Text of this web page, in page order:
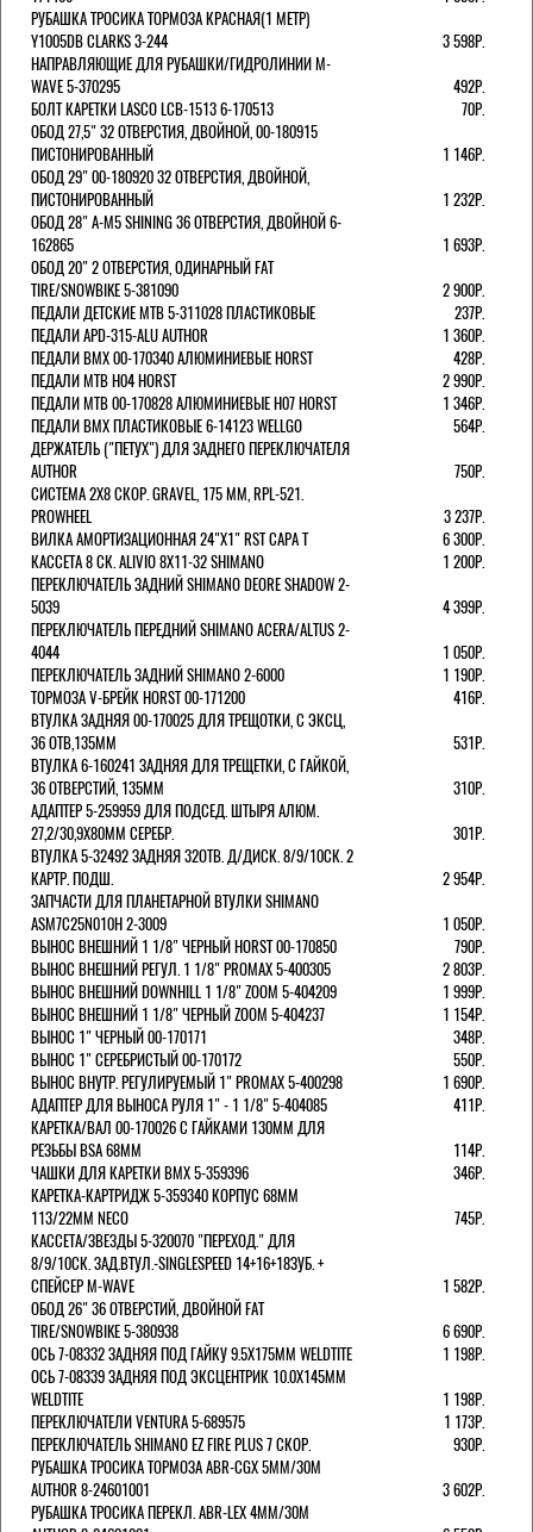
РУБАШКА ТРОСИКА ТОРМОЗА КРАСНАЯ(1 МЕТР)
Y1005DB CLARKS 3-244
3 598Р.
НАПРАВЛЯЮЩИЕ ДЛЯ РУБАШКИ/ГИДРОЛИНИИ M-
WAVE 5-370295
492Р.
БОЛТ КАРЕТКИ LASCO LCB-1513 6-170513
70Р.
ОБОД 27,5" 32 ОТВЕРСТИЯ, ДВОЙНОЙ, 00-180915
ПИСТОНИРОВАННЫЙ
1 146Р.
ОБОД 29" 00-180920 32 ОТВЕРСТИЯ, ДВОЙНОЙ,
ПИСТОНИРОВАННЫЙ
1 232Р.
ОБОД 28" A-M5 SHINING 36 ОТВЕРСТИЯ, ДВОЙНОЙ 6-
162865
1 693Р.
ОБОД 20" 2 ОТВЕРСТИЯ, ОДИНАРНЫЙ FAT
TIRE/SNOWBIKE 5-381090
2 900Р.
ПЕДАЛИ ДЕТСКИЕ MTB 5-311028 ПЛАСТИКОВЫЕ
237Р.
ПЕДАЛИ APD-315-ALU AUTHOR
1 360Р.
ПЕДАЛИ BMX 00-170340 АЛЮМИНИЕВЫЕ HORST
428Р.
ПЕДАЛИ MTB H04 HORST
2 990Р.
ПЕДАЛИ MTB 00-170828 АЛЮМИНИЕВЫЕ H07 HORST
1 346Р.
ПЕДАЛИ BMX ПЛАСТИКОВЫЕ 6-14123 WELLGO
564Р.
ДЕРЖАТЕЛЬ ("ПЕТУХ") ДЛЯ ЗАДНЕГО ПЕРЕКЛЮЧАТЕЛЯ
AUTHOR
750Р.
СИСТЕМА 2Х8 СКОР. GRAVEL, 175 ММ, RPL-521.
PROWHEEL
3 237Р.
ВИЛКА АМОРТИЗАЦИОННАЯ 24"Х1" RST CAPA Т
6 300Р.
КАССЕТА 8 СК. ALIVIO 8Х11-32 SHIMANO
1 200Р.
ПЕРЕКЛЮЧАТЕЛЬ ЗАДНИЙ SHIMANO DEORE SHADOW 2-
5039
4 399Р.
ПЕРЕКЛЮЧАТЕЛЬ ПЕРЕДНИЙ SHIMANO ACERA/ALTUS 2-
4044
1 050Р.
ПЕРЕКЛЮЧАТЕЛЬ ЗАДНИЙ SHIMANO 2-6000
1 190Р.
ТОРМОЗА V-БРЕЙК HORST 00-171200
416Р.
ВТУЛКА ЗАДНЯЯ 00-170025 ДЛЯ ТРЕЩОТКИ, С ЭКСЦ,
36 ОТВ,135ММ
531Р.
ВТУЛКА 6-160241 ЗАДНЯЯ ДЛЯ ТРЕЩЕТКИ, С ГАЙКОЙ,
36 ОТВЕРСТИЙ, 135ММ
310Р.
АДАПТЕР 5-259959 ДЛЯ ПОДСЕД. ШТЫРЯ АЛЮМ.
27,2/30,9Х80ММ СЕРЕБР.
301Р.
ВТУЛКА 5-32492 ЗАДНЯЯ 32ОТВ. Д/ДИСК. 8/9/10СК. 2
КАРТР. ПОДШ.
2 954Р.
ЗАПЧАСТИ ДЛЯ ПЛАНЕТАРНОЙ ВТУЛКИ SHIMANO
ASM7C25N010H 2-3009
1 050Р.
ВЫНОС ВНЕШНИЙ 1 1/8" ЧЕРНЫЙ HORST 00-170850
790Р.
ВЫНОС ВНЕШНИЙ РЕГУЛ. 1 1/8" PROMAX 5-400305
2 803Р.
ВЫНОС ВНЕШНИЙ DOWNHILL 1 1/8" ZOOM 5-404209
1 999Р.
ВЫНОС ВНЕШНИЙ 1 1/8" ЧЕРНЫЙ ZOOM 5-404237
1 154Р.
ВЫНОС 1" ЧЕРНЫЙ 00-170171
348Р.
ВЫНОС 1" СЕРЕБРИСТЫЙ 00-170172
550Р.
ВЫНОС ВНУТР. РЕГУЛИРУЕМЫЙ 1" PROMAX 5-400298
1 690Р.
АДАПТЕР ДЛЯ ВЫНОСА РУЛЯ 1" - 1 1/8" 5-404085
411Р.
КАРЕТКА/ВАЛ 00-170026 С ГАЙКАМИ 130ММ ДЛЯ
РЕЗЬБЫ BSA 68ММ
114Р.
ЧАШКИ ДЛЯ КАРЕТКИ BMX 5-359396
346Р.
КАРЕТКА-КАРТРИДЖ 5-359340 КОРПУС 68ММ
113/22ММ NECO
745Р.
КАССЕТА/ЗВЕЗДЫ 5-320070 "ПЕРЕХОД." ДЛЯ
8/9/10СК. ЗАД.ВТУЛ.-SINGLESPEED 14+16+18ЗУБ. +
СПЕЙСЕР M-WAVE
1 582Р.
ОБОД 26" 36 ОТВЕРСТИЙ, ДВОЙНОЙ FAT
TIRE/SNOWBIKE 5-380938
6 690Р.
ОСЬ 7-08332 ЗАДНЯЯ ПОД ГАЙКУ 9.5Х175ММ WELDTITE
1 198Р.
ОСЬ 7-08339 ЗАДНЯЯ ПОД ЭКСЦЕНТРИК 10.0Х145ММ
WELDTITE
1 198Р.
ПЕРЕКЛЮЧАТЕЛИ VENTURA 5-689575
1 173Р.
ПЕРЕКЛЮЧАТЕЛЬ SHIMANO EZ FIRE PLUS 7 СКОР.
930Р.
РУБАШКА ТРОСИКА ТОРМОЗА ABR-CGX 5MM/30M
AUTHOR 8-24601001
3 602Р.
РУБАШКА ТРОСИКА ПЕРЕКЛ. ABR-LEX 4MM/30M